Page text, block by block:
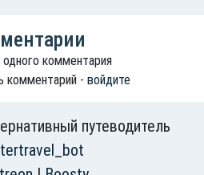
комментария
комментарий - войдите
путеводитель